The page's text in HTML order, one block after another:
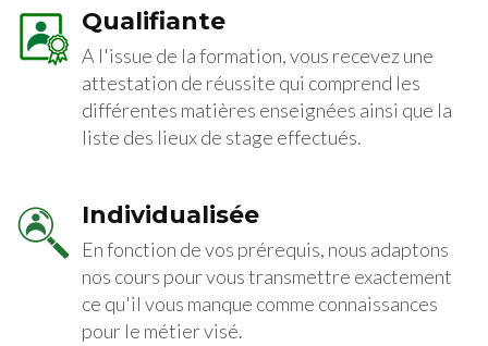
Qualifiante
A l'issue de la formation, vous recevez une
attestation de réussite qui comprend les
différentes matières enseignées ainsi que la
liste des lieux de stage effectués.
Individualisée
En fonction de vos prérequis, nous adaptons
nos cours pour vous transmettre exactement
ce qu'il vous manque comme connaissances
pour le métier visé.